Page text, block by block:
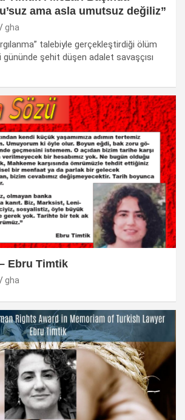
ama asla umutsuz değiliz”
gha
talebiyle gerçekleştirdiği ölüm
gününde şehit düşen adalet savaşçısı
Ebru Timtik
gha